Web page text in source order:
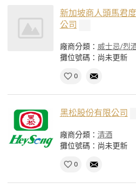
新加坡商人頭馬君
公司
廠商分類： 威士忌/烈
攤位號碼：尚未更新
0
黑松股份有限公司
廠商分類： 清酒
攤位號碼：尚未更新
0